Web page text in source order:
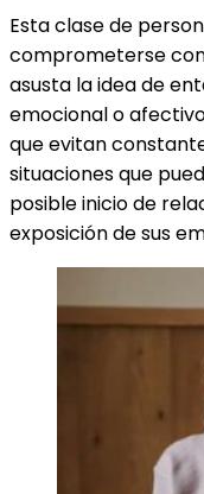
Esta clase de
comprometerse
asusta la idea de
emocional o
que evitan
situaciones que
posible inicio de
exposición de sus